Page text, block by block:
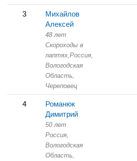
3
Михайлов
Алексей
48 лет
Скороходы в
лаптях,Россия,
Вологодская
Область,
Череповец
4
Романюк
Димитрий
50 лет
Россия,
Вологодская
Область,